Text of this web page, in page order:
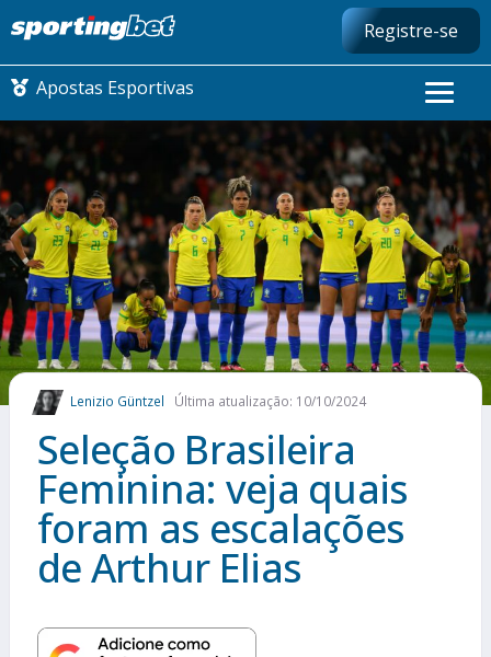
Registre-se
Apostas Esportivas
CONMEBOL LIBERTADORES
FUTEBOL NACIONAL
FUTEBOL INTERNACIONAL
COMO APOSTAR
MAIS ESPORTES
Lenizio Güntzel Última atualização: 10/10/2024
Seleção Brasileira
Feminina: veja quais
foram as escalações
de Arthur Elias